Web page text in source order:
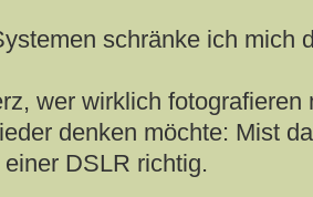
schränke ich mich
wer wirklich
denken möchte: Mist
DSLR richtig.